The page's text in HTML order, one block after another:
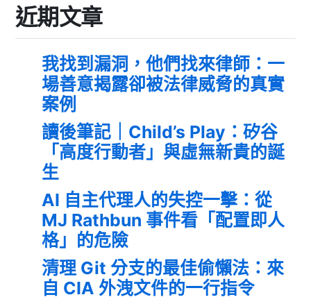
近期文章
我找到漏洞，他們找來律師：一
場善意揭露卻被法律威脅的真實
案例
讀後筆記｜Child’s Play：矽谷
「高度行動者」與虛無新貴的誕
生
AI 自主代理人的失控一擊：從
MJ Rathbun 事件看「配置即人
格」的危險
清理 Git 分支的最佳偷懶法：來
自 CIA 外洩文件的一行指令